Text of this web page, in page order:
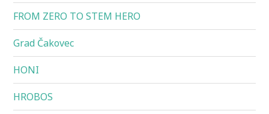
FROM ZERO TO STEM HERO
Grad Čakovec
HONI
HROBOS